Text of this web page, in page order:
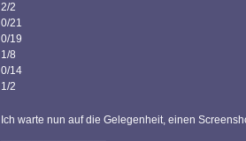
2/2
0/21
0/19
1/8
0/14
1/2
Ich warte nun auf die Gelegenheit, einen